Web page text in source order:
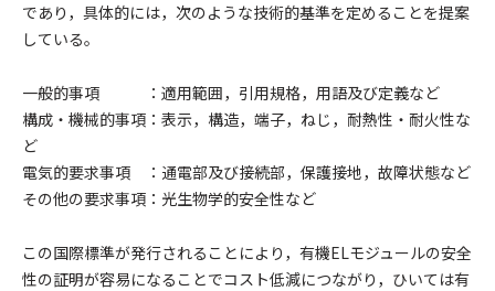
であり，具体的には，次のような技術的基準を定めることを提案
している。
一般的事項 ：適用範囲，引用規格，用語及び定義など
構成・機械的事項：表示，構造，端子，ねじ，耐熱性・耐火性な
ど
電気的要求事項 ：通電部及び接続部，保護接地，故障状態など
その他の要求事項：光生物学的安全性など
この国際標準が発行されることにより，有機ELモジュールの安全
性の証明が容易になることでコスト低減につながり，ひいては有